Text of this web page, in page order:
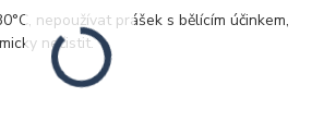
nepoužívat prášek s bělícím účinkem,
nečistit.